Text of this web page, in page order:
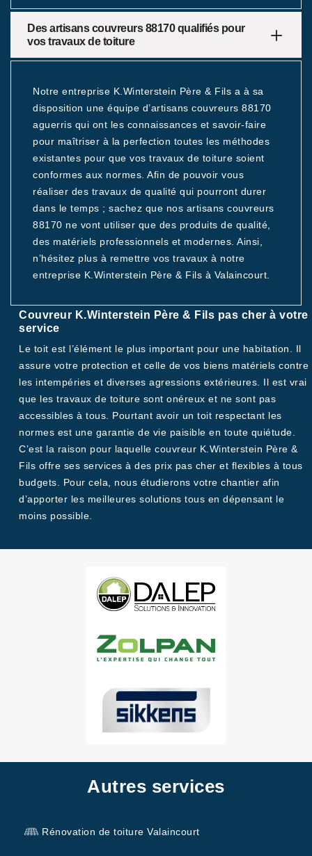
Des artisans couvreurs 88170 qualifiés pour
vos travaux de toiture
Notre entreprise K.Winterstein Père & Fils a à sa
disposition une équipe d’artisans couvreurs 88170
aguerris qui ont les connaissances et savoir-faire
pour maîtriser à la perfection toutes les méthodes
existantes pour que vos travaux de toiture soient
conformes aux normes. Afin de pouvoir vous
réaliser des travaux de qualité qui pourront durer
dans le temps ; sachez que nos artisans couvreurs
88170 ne vont utiliser que des produits de qualité,
des matériels professionnels et modernes. Ainsi,
n’hésitez plus à remettre vos travaux à notre
entreprise K.Winterstein Père & Fils à Valaincourt.
Couvreur K.Winterstein Père & Fils pas cher à votre
service
Le toit est l’élément le plus important pour une habitation. Il
assure votre protection et celle de vos biens matériels contre
les intempéries et diverses agressions extérieures. Il est vrai
que les travaux de toiture sont onéreux et ne sont pas
accessibles à tous. Pourtant avoir un toit respectant les
normes est une garantie de vie paisible en toute quiétude.
C’est la raison pour laquelle couvreur K.Winterstein Père &
Fils offre ses services à des prix pas cher et flexibles à tous
budgets. Pour cela, nous étudierons votre chantier afin
d’apporter les meilleures solutions tous en dépensant le
moins possible.
Autres services
Rénovation de toiture Valaincourt